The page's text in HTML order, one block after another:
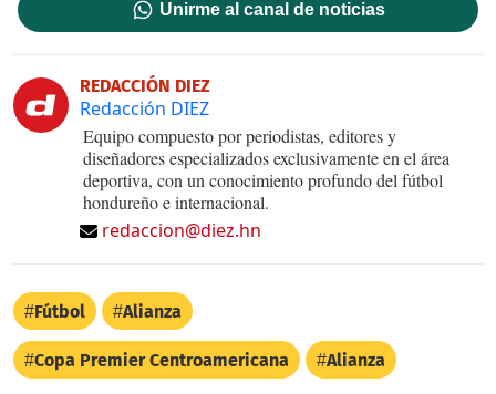
Unirme al canal de noticias
REDACCIÓN DIEZ
Redacción DIEZ
Equipo compuesto por periodistas, editores y
diseñadores especializados exclusivamente en el área
deportiva, con un conocimiento profundo del fútbol
hondureño e internacional.
redaccion@diez.hn
Fútbol Alianza
Copa Premier Centroamericana Alianza